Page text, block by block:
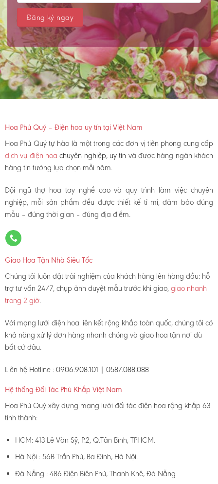
Hoa Phú Quý – Điện hoa uy tín tại Việt Nam
Hoa Phú Quý tự hào là một trong các đơn vị tiên phong cung cấp
dịch vụ điện hoachuyên nghiệp, uy tín và được hàng ngàn khách
hàng tin tưởng lựa chọn mỗi năm.
Đội ngũ thợ hoa tay nghề cao và quy trình làm việc chuyên
nghiệp, mỗi sản phẩm đều được thiết kế tỉ mỉ, đảm bảo đúng
mẫu – đúng thời gian – đúng địa điểm.
Giao Hoa Tận Nhà Siêu Tốc
Chúng tôi luôn đặt trải nghiệm của khách hàng lên hàng đầu: hỗ
trợ tư vấn 24/7, chụp ảnh duyệt mẫu trước khi giao,giao nhanh
trong 2 giờ.
Với mạng lưới điện hoa liên kết rộng khắp toàn quốc, chúng tôi có
khả năng xử lý đơn hàng nhanh chóng và giao hoa tận nơi dù
bất cứ đâu.
Liên hệ Hotline : 0906.908.101 | 0587.088.088
Hệ thống Đối Tác Phủ Khắp Việt Nam
Hoa Phú Quý xây dựng mạng lưới đối tác điện hoa rộng khắp 63
tỉnh thành:
HCM: 413 Lê Văn Sỹ, P.2, Q.Tân Bình, TPHCM.
Hà Nội : 56B Trần Phú, Ba Đình, Hà Nội.
Đà Nẵng : 486 Điện Biên Phủ, Thanh Khê, Đà Nẵng